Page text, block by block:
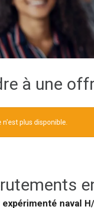
à une
plus disponible.
naval